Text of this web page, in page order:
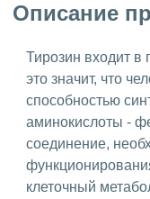
Описание
Тирозин входит в
это значит, что
способностью
аминокислоты -
соединение,
клеточный